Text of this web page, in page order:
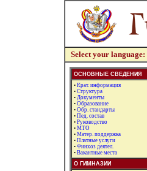
Select your language:
ОСНОВНЫЕ СВЕДЕНИЯ
• Крат. информация
• Структура
• Документы
• Образование
• Обр. стандарты
• Пед. состав
• Руководство
• МТО
• Матер. поддержка
• Платные услуги
• Финхоз деятел.
• Вакантные места
О ГИМНАЗИИ